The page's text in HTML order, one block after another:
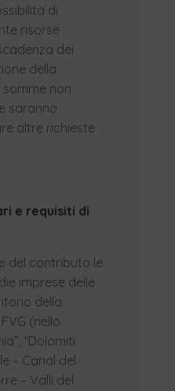
di
risorse
dei
della
non
saranno
altre richieste
e requisiti di
del contributo le
imprese delle
della
(nello
“Dolomiti
– Canal del
– Valli del